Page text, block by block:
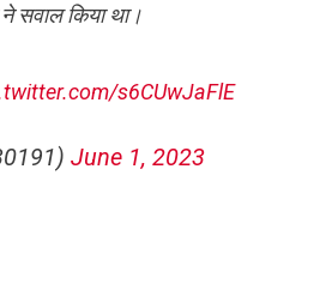
सवाल किया था।
s6CUwJaFlE
June 1, 2023